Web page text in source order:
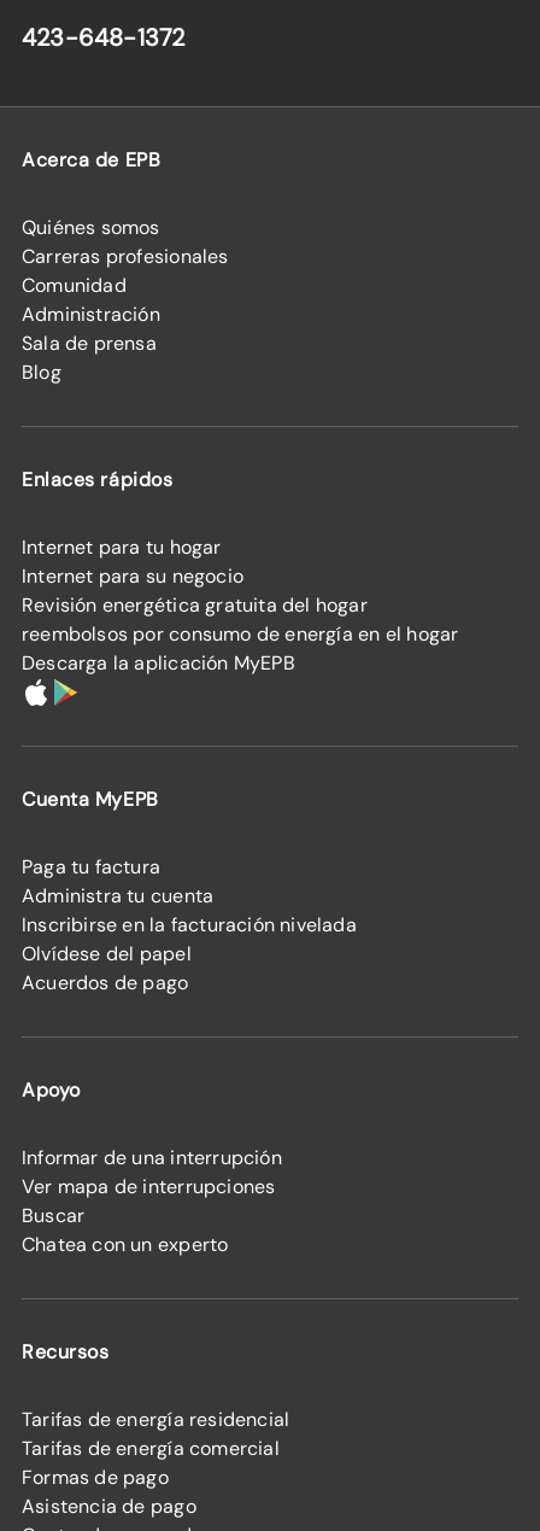
423-648-1372
Acerca de EPB
Quiénes somos
Carreras profesionales
Comunidad
Administración
Sala de prensa
Blog
Enlaces rápidos
Internet para tu hogar
Internet para su negocio
Revisión energética gratuita del hogar
reembolsos por consumo de energía en el hogar
Descarga la aplicación MyEPB
Cuenta MyEPB
Paga tu factura
Administra tu cuenta
Inscribirse en la facturación nivelada
Olvídese del papel
Acuerdos de pago
Apoyo
Informar de una interrupción
Ver mapa de interrupciones
Buscar
Chatea con un experto
Recursos
Tarifas de energía residencial
Tarifas de energía comercial
Formas de pago
Asistencia de pago